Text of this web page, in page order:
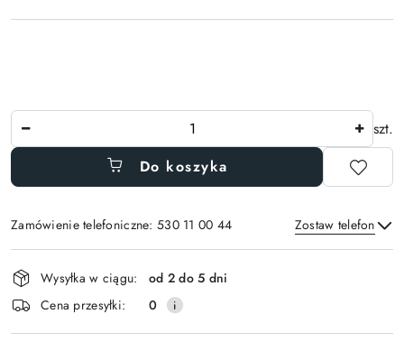
szt.
Do koszyka
Zamówienie telefoniczne: 530 11 00 44 Zostaw telefon
Wyślij
Dostępność
i
dostawa
Wysyłka w ciągu:
od 2 do 5 dni
Cena przesyłki:
0